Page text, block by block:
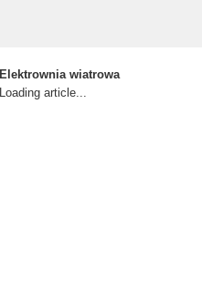
Elektrownia wiatrowa
Loading article...